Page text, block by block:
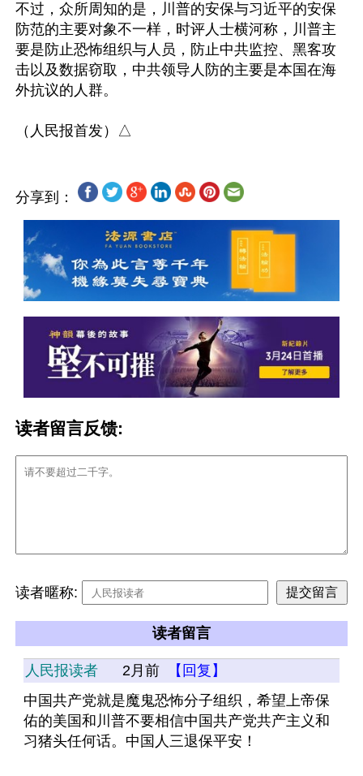
不过，众所周知的是，川普的安保与习近平的安保
防范的主要对象不一样，时评人士横河称，川普主
要是防止恐怖组织与人员，防止中共监控、黑客攻
击以及数据窃取，中共领导人防的主要是本国在海
外抗议的人群。
分享到：
读者留言反馈:
读者暱称:
读者留言
人民报读者 2月前
【回复】
中国共产党就是魔鬼恐怖分子组织，希望上帝保
佑的美国和川普不要相信中国共产党共产主义和
习猪头任何话。中国人三退保平安！